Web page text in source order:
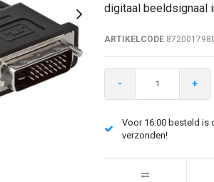
digitaal beeldsignaal
ARTIKELCODE
- +
Voor 16:00 besteld is
verzonden!